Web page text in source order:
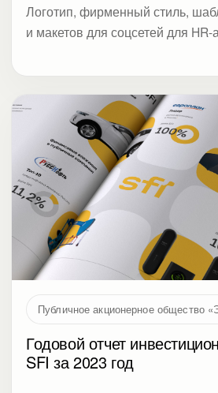
Логотип, фирменный стиль,
и макетов для соцсетей для HR-
Публичное акционерное общество
Годовой отчет
SFI за 2023 год